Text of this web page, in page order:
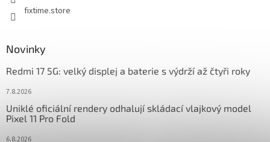
fixtime.store
Novinky
Redmi 17 5G: velký displej a baterie s výdrží až čtyři roky
7.8.2026
Uniklé oficiální rendery odhalují skládací vlajkový model
Pixel 11 Pro Fold
6.8.2026